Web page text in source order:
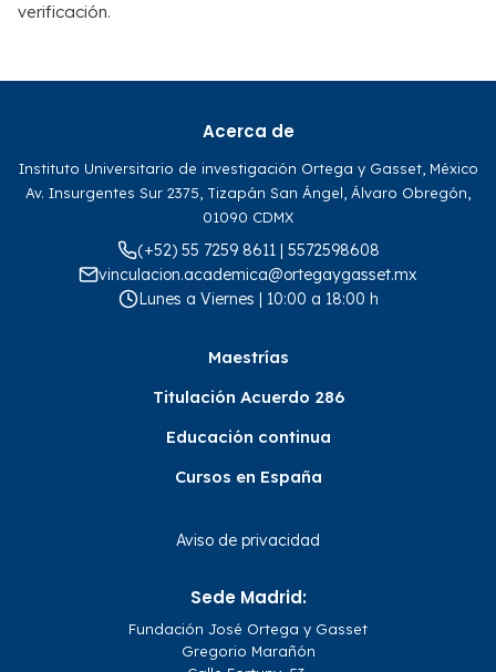
verificación.
Acerca de
Instituto Universitario de investigación Ortega y Gasset, México
Av. Insurgentes Sur 2375, Tizapán San Ángel, Álvaro Obregón,
01090 CDMX
(+52) 55 7259 8611 | 5572598608
vinculacion.academica@ortegaygasset.mx
Lunes a Viernes | 10:00 a 18:00 h
Maestrías
Titulación Acuerdo 286
Educación continua
Cursos en España
Aviso de privacidad
Sede Madrid:
Fundación José Ortega y Gasset
Gregorio Marañón